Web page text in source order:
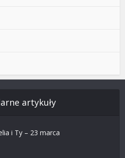
artykuły
i Ty – 23 marca